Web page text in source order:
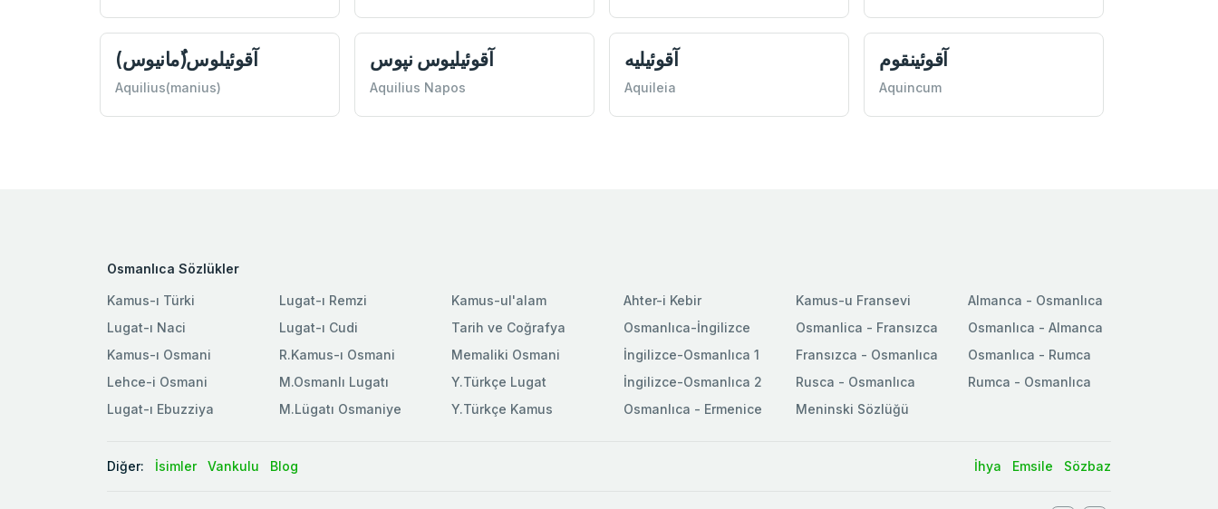
آقوئيلوس(ُمانيوس)
Aquilius(manius)
آقوئيليوس نپوس
Aquilius Napos
آقوئیليه
Aquileia
آقوئینقوم
Aquincum
Osmanlıca Sözlükler
Kamus-ı Türki
Lugat-ı Naci
Kamus-ı Osmani
Lehce-i Osmani
Lugat-ı Ebuzziya
Lugat-ı Remzi
Lugat-ı Cudi
R.Kamus-ı Osmani
M.Osmanlı Lugatı
M.Lügatı Osmaniye
Kamus-ul'alam
Tarih ve Coğrafya
Memaliki Osmani
Y.Türkçe Lugat
Y.Türkçe Kamus
Ahter-i Kebir
Osmanlıca-İngilizce
İngilizce-Osmanlıca 1
İngilizce-Osmanlıca 2
Osmanlıca - Ermenice
Kamus-u Fransevi
Osmanlica - Fransızca
Fransızca - Osmanlıca
Rusca - Osmanlıca
Meninski Sözlüğü
Almanca - Osmanlıca
Osmanlıca - Almanca
Osmanlıca - Rumca
Rumca - Osmanlıca
Diğer: İsimler Vankulu Blog İhya Emsile Sözbaz